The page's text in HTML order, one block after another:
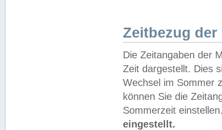
Zeitbezug der
Die Zeitangaben der
Zeit dargestellt. Dies
Wechsel im Sommer
können Sie die
Sommerzeit
eingestellt.